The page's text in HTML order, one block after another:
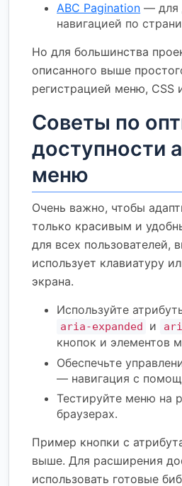
ABC Pagination — для
навигацией по
Но для большинства
описанного выше
регистрацией меню, CSS
Советы по
доступности
меню
Очень важно, чтобы
только красивым и
для всех пользователей,
использует клавиатуру
экрана.
Используйте
aria-expanded и
кнопок и элементов
Обеспечьте
— навигация с
Тестируйте меню на
браузерах.
Пример кнопки с
выше. Для расширения
использовать готовые